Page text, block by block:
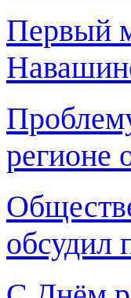
Первый
регионе
обсудил